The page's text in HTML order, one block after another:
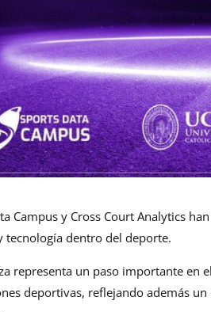
Campus y Cross Court Analytics
tecnología dentro del deporte.
representa un paso importante
deportivas, reflejando además